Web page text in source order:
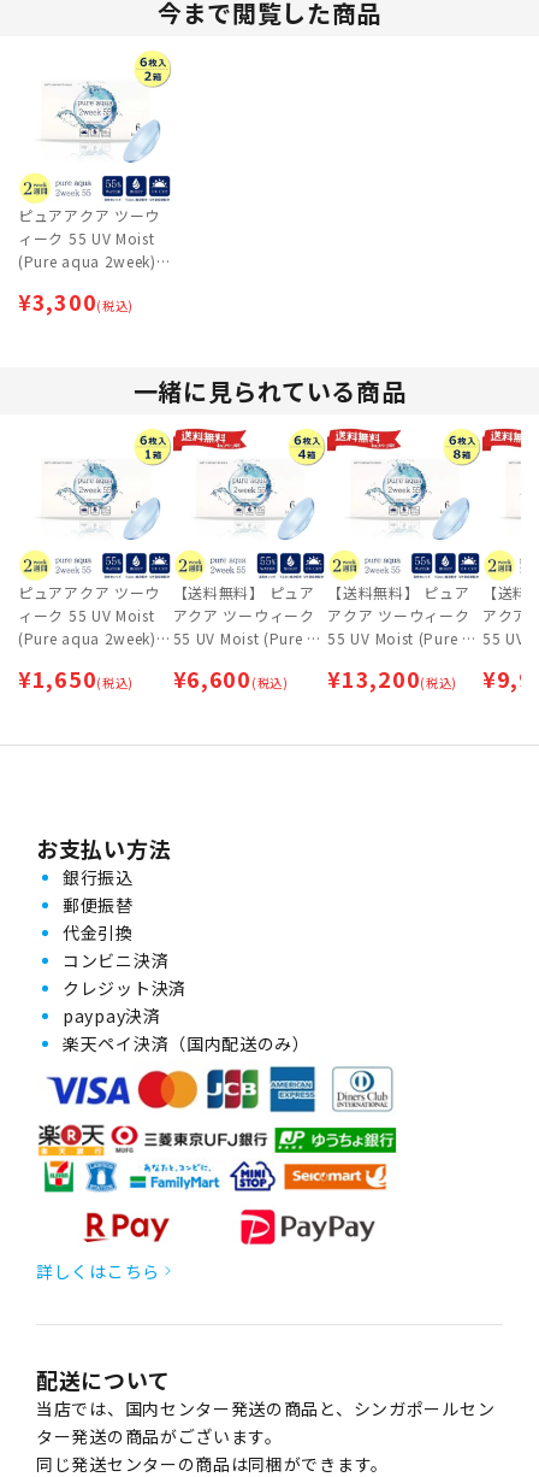
今まで閲覧した商品
ピュアアクア ツーウ
ィーク 55 UV Moist
(Pure aqua 2week) 2
ク・2週間交換
¥3,300(税込)
一緒に見られている商品
ピュアアクア ツーウ
ィーク 55 UV Moist
(Pure aqua 2week) 1
2週間交換
¥1,650(税込)
【送料無料】 ピュア
アクア ツーウィーク
55 UV Moist (Pure aq
| 2ウィーク・2週間交
¥6,600 (税込)
【送料無料】 ピュア
アクア ツーウィーク
55 UV Moist (Pure aq
| 2ウィーク・2週間交
¥13,200(税込)
【送料
アクア
55 UV
| 2ウィ
¥
お支払い方法
銀行振込
郵便振替
代金引換
コンビニ決済
クレジット決済
paypay決済
楽天ペイ決済（国内配送のみ）
詳しくはこちら
配送について
当店では、国内センター発送の商品と、シンガポールセン
ター発送の商品がございます。
同じ発送センターの商品は同梱ができます。